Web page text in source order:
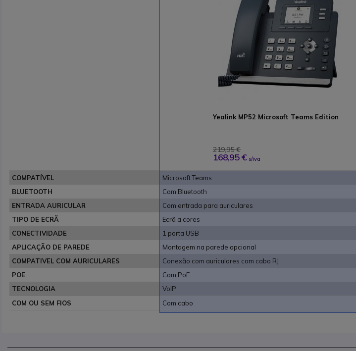
Yealink MP52 Microsoft Teams Edition
219,95 €
168,95 € s/iva
COMPATÍVEL Microsoft Teams
BLUETOOTH
Com Bluetooth
ENTRADA AURICULAR
Com entrada para auriculares
TIPO DE ECRÃ
Ecrã a cores
CONECTIVIDADE
1 porta USB
APLICAÇÃO DE PAREDE
Montagem na parede opcional
COMPATIVEL COM AURICULARES
Conexão com auriculares com cabo RJ
POE
Com PoE
TECNOLOGIA
VoIP
COM OU SEM FIOS
Com cabo